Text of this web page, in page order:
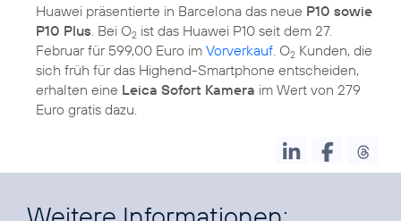
Huawei präsentierte in Barcelona das neue P10 sowie
P10 Plus . Bei O2 ist das Huawei P10 seit dem 27.
Februar für 599,00 Euro im Vorverkauf . O2 Kunden, die
sich früh für das Highend-Smartphone entscheiden,
erhalten eine Leica Sofort Kamera im Wert von 279
Euro gratis dazu.